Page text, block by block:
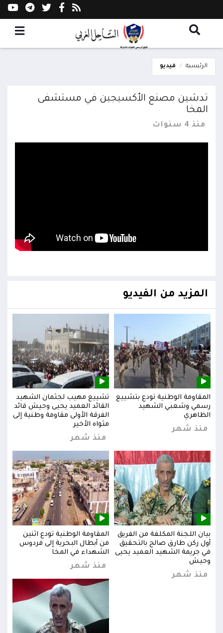
الرئيسية فيديو
تدشين مصنع الأكسيجين في مستشفى
المخا
منذ 4 سنوات
المزيد من الفيديو
المقاومة الوطنية تودع بتشييع
رسمي وشعبي الشهيد
الظاهري
منذ شهر
تشييع مهيب لجثمان الشهيد
القائد العميد يحيى وحيش قائد
الفرقة الأولى مقاومة وطنية إلى
مثواه الأخير
منذ شهر
بيان اللجنة المكلفة من الفريق
أول ركن طارق صالح بالتحقيق
في جريمة الشهيد العميد يحيى
وحيش
منذ شهر
المقاومة الوطنية تودع اثنين
من أبطال البحرية إلى فردوس
الشهداء في المخا
منذ شهر